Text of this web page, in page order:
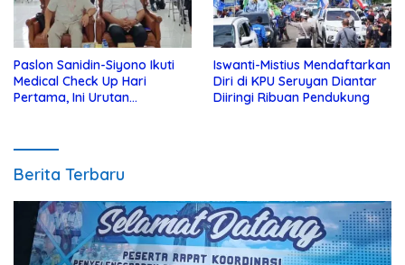
Paslon Sanidin-Siyono Ikuti
Medical Check Up Hari
Pertama, Ini Urutan
Iswanti-Mistius Mendaftarkan
Diri di KPU Seruyan Diantar
Diiringi Ribuan Pendukung
Berita Terbaru